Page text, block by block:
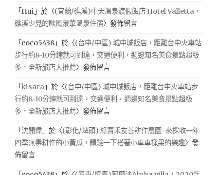
「Hui 」於〈(宜蘭/礁溪)中天溫泉渡假飯店 Hotel Valletta，
礁溪少見的歐風豪華溫泉住宿〉發佈留言
「 coco5438 」於〈(台中/中區) 城中城飯店，距離台中火車站
步行約8-10分鐘就可到達，交通便利，週邊知名美食景點超級
多，全新旅店大推薦〉發佈留言
「kisara 」於〈(台中/中區) 城中城飯店，距離台中火車站步
行約8-10分鐘就可到達，交通便利，週邊知名美食景點超級
多，全新旅店大推薦〉發佈留言
「沈開偉 」於〈(彰化/埤頭) 綠寶禾友善耕作農園-來採收一年
四季無毒耕作的小黃瓜，體驗一下搭著小車車採果的樂趣〉發
佈留言